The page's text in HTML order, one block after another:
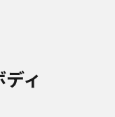
ィ